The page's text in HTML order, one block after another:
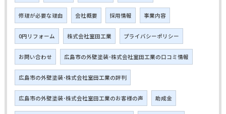
修理が必要な理由 会社概要 採用情報 事業内容
0円リフォーム 株式会社室田工業 プライバシーポリシー
お問い合わせ 広島市の外壁塗装･株式会社室田工業の口コミ情報
広島市の外壁塗装･株式会社室田工業の評判
広島市の外壁塗装･株式会社室田工業のお客様の声 助成金